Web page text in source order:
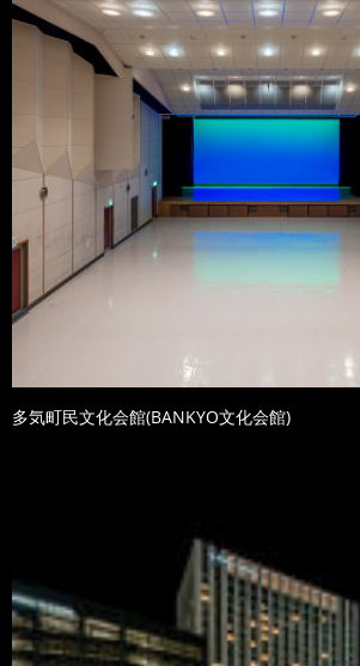
多気町民文化会館(BANKYO文化会館)